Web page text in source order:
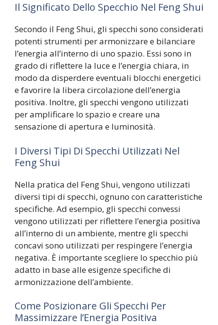
Il Significato Dello Specchio Nel Feng Shui
Secondo il Feng Shui, gli specchi sono considerati
potenti strumenti per armonizzare e bilanciare
l’energia all’interno di uno spazio. Essi sono in
grado di riflettere la luce e l’energia chiara, in
modo da disperdere eventuali blocchi energetici
e favorire la libera circolazione dell’energia
positiva. Inoltre, gli specchi vengono utilizzati
per amplificare lo spazio e creare una
sensazione di apertura e luminosità.
I Diversi Tipi Di Specchi Utilizzati Nel
Feng Shui
Nella pratica del Feng Shui, vengono utilizzati
diversi tipi di specchi, ognuno con caratteristiche
specifiche. Ad esempio, gli specchi convessi
vengono utilizzati per riflettere l’energia positiva
all’interno di un ambiente, mentre gli specchi
concavi sono utilizzati per respingere l’energia
negativa. È importante scegliere lo specchio più
adatto in base alle esigenze specifiche di
armonizzazione dell’ambiente.
Come Posizionare Gli Specchi Per
Massimizzare l’Energia Positiva